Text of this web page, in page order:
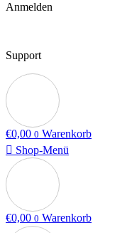
Anmelden
Support
€0,00 0 Warenkorb
Shop-Menü
€0,00 0 Warenkorb